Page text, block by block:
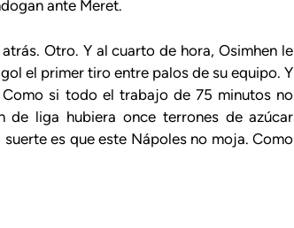
ante Meret.
Otro. Y al cuarto de hora, Osimhen le
el primer tiro entre palos de su equipo. Y
si todo el trabajo de 75 minutos no
de liga hubiera once terrones de azúcar
es que este Nápoles no moja. Como